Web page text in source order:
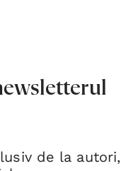
de la autori,